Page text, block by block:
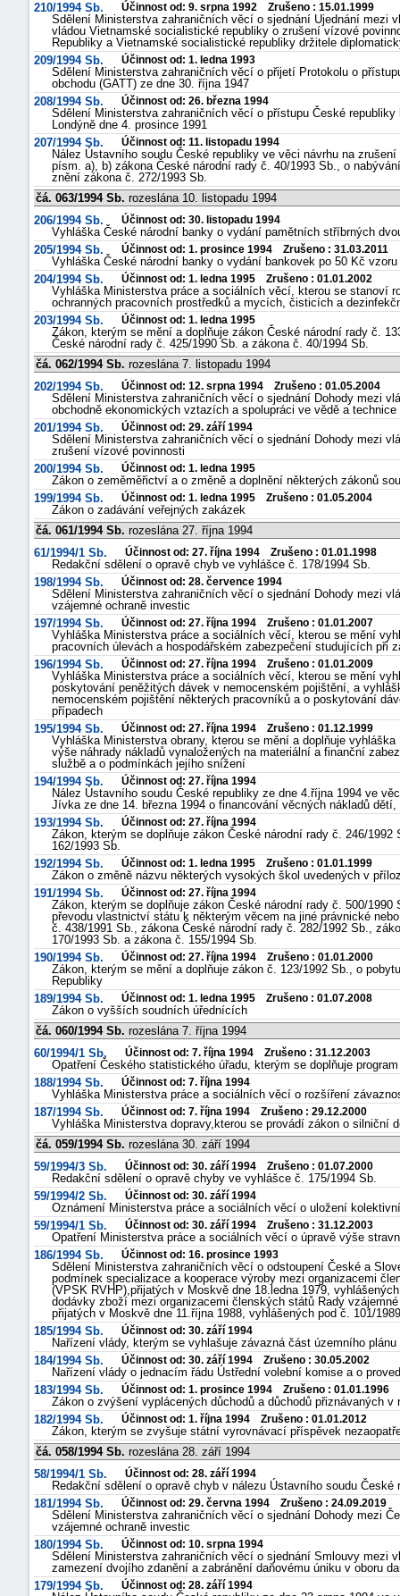
210/1994 Sb.
Účinnost od: 9. srpna 1992 Zrušeno : 15.01.1999
Sdělení Ministerstva zahraničních věcí o sjednání Ujednání mezi
vládou Vietnamské socialistické republiky o zrušení vízové
Republiky a Vietnamské socialistické republiky držitele
209/1994 Sb.
Účinnost od: 1. ledna 1993
Sdělení Ministerstva zahraničních věcí o přijetí Protokolu o
obchodu (GATT) ze dne 30. října 1947
208/1994 Sb.
Účinnost od: 26. března 1994
Sdělení Ministerstva zahraničních věcí o přístupu České
Londýně dne 4. prosince 1991
207/1994 Sb.
Účinnost od: 11. listopadu 1994
Nález Ústavního soudu České republiky ve věci návrhu na
písm. a), b) zákona České národní rady č. 40/1993 Sb., o
znění zákona č. 272/1993 Sb.
čá. 063/1994 Sb. rozeslána 10. listopadu 1994
206/1994 Sb.
Účinnost od: 30. listopadu 1994
Vyhláška České národní banky o vydání pamětních stříbrných
205/1994 Sb.
Účinnost od: 1. prosince 1994 Zrušeno : 31.03.2011
Vyhláška České národní banky o vydání bankovek po 50 Kč vzoru
204/1994 Sb.
Účinnost od: 1. ledna 1995 Zrušeno : 01.01.2002
Vyhláška Ministerstva práce a sociálních věcí, kterou se stanoví
ochranných pracovních prostředků a mycích, čisticích a
203/1994 Sb.
Účinnost od: 1. ledna 1995
Zákon, kterým se mění a doplňuje zákon České národní rady č.
České národní rady č. 425/1990 Sb. a zákona č. 40/1994 Sb.
čá. 062/1994 Sb. rozeslána 7. listopadu 1994
202/1994 Sb.
Účinnost od: 12. srpna 1994 Zrušeno : 01.05.2004
Sdělení Ministerstva zahraničních věcí o sjednání Dohody mezi
obchodně ekonomických vztazích a spolupráci ve vědě a technice
201/1994 Sb.
Účinnost od: 29. září 1994
Sdělení Ministerstva zahraničních věcí o sjednání Dohody mezi
zrušení vízové povinnosti
200/1994 Sb.
Účinnost od: 1. ledna 1995
Zákon o zeměměřictví a o změně a doplnění některých zákonů
199/1994 Sb.
Účinnost od: 1. ledna 1995 Zrušeno : 01.05.2004
Zákon o zadávání veřejných zakázek
čá. 061/1994 Sb. rozeslána 27. října 1994
61/1994/1 Sb.
Účinnost od: 27. října 1994 Zrušeno : 01.01.1998
Redakční sdělení o opravě chyb ve vyhlášce č. 178/1994 Sb.
198/1994 Sb.
Účinnost od: 28. července 1994
Sdělení Ministerstva zahraničních věcí o sjednání Dohody mezi
vzájemné ochraně investic
197/1994 Sb.
Účinnost od: 27. října 1994 Zrušeno : 01.01.2007
Vyhláška Ministerstva práce a sociálních věcí, kterou se mění
pracovních úlevách a hospodářském zabezpečení studujících při
196/1994 Sb.
Účinnost od: 27. října 1994 Zrušeno : 01.01.2009
Vyhláška Ministerstva práce a sociálních věcí, kterou se mění
poskytování peněžitých dávek v nemocenském pojištění, a
nemocenském pojištění některých pracovníků a o poskytování
případech
195/1994 Sb.
Účinnost od: 27. října 1994 Zrušeno : 01.12.1999
Vyhláška Ministerstva obrany, kterou se mění a doplňuje
výše náhrady nákladů vynaložených na materiální a finanční
službě a o podmínkách jejího snížení
194/1994 Sb.
Účinnost od: 27. října 1994
Nález Ústavního soudu České republiky ze dne 4.října 1994 ve
Jívka ze dne 14. března 1994 o financování věcných nákladů
193/1994 Sb.
Účinnost od: 27. října 1994
Zákon, kterým se doplňuje zákon České národní rady č. 246/
162/1993 Sb.
192/1994 Sb.
Účinnost od: 1. ledna 1995 Zrušeno : 01.01.1999
Zákon o změně názvu některých vysokých škol uvedených v
191/1994 Sb.
Účinnost od: 27. října 1994
Zákon, kterým se doplňuje zákon České národní rady č. 500/
převodu vlastnictví státu k některým věcem na jiné právnické
č. 438/1991 Sb., zákona České národní rady č. 282/1992 Sb.,
170/1993 Sb. a zákona č. 155/1994 Sb.
190/1994 Sb.
Účinnost od: 27. října 1994 Zrušeno : 01.01.2000
Zákon, kterým se mění a doplňuje zákon č. 123/1992 Sb., o
Republiky
189/1994 Sb.
Účinnost od: 1. ledna 1995 Zrušeno : 01.07.2008
Zákon o vyšších soudních úřednících
čá. 060/1994 Sb. rozeslána 7. října 1994
60/1994/1 Sb.
Účinnost od: 7. října 1994 Zrušeno : 31.12.2003
Opatření Českého statistického úřadu, kterým se doplňuje
188/1994 Sb.
Účinnost od: 7. října 1994
Vyhláška Ministerstva práce a sociálních věcí o rozšíření
187/1994 Sb.
Účinnost od: 7. října 1994 Zrušeno : 29.12.2000
Vyhláška Ministerstva dopravy,kterou se provádí zákon o silniční
čá. 059/1994 Sb. rozeslána 30. září 1994
59/1994/3 Sb.
Účinnost od: 30. září 1994 Zrušeno : 01.07.2000
Redakční sdělení o opravě chyby ve vyhlášce č. 175/1994 Sb.
59/1994/2 Sb.
Účinnost od: 30. září 1994
Oznámení Ministerstva práce a sociálních věcí o uložení
59/1994/1 Sb.
Účinnost od: 30. září 1994 Zrušeno : 31.12.2003
Opatření Ministerstva práce a sociálních věcí o úpravě výše
186/1994 Sb.
Účinnost od: 16. prosince 1993
Sdělení Ministerstva zahraničních věcí o odstoupení České a
podmínek specializace a kooperace výroby mezi organizacemi
(VPSK RVHP),přijatých v Moskvě dne 18.ledna 1979,
dodávky zboží mezi organizacemi členských států Rady
přijatých v Moskvě dne 11.října 1988, vyhlášených pod č. 101/
185/1994 Sb.
Účinnost od: 30. září 1994
Nařízení vlády, kterým se vyhlašuje závazná část územního
184/1994 Sb.
Účinnost od: 30. září 1994 Zrušeno : 30.05.2002
Nařízení vlády o jednacím řádu Ústřední volební komise a o
183/1994 Sb.
Účinnost od: 1. prosince 1994 Zrušeno : 01.01.1996
Zákon o zvýšení vyplácených důchodů a důchodů přiznávaných v
182/1994 Sb.
Účinnost od: 1. října 1994 Zrušeno : 01.01.2012
Zákon, kterým se zvyšuje státní vyrovnávací příspěvek
čá. 058/1994 Sb. rozeslána 28. září 1994
58/1994/1 Sb.
Účinnost od: 28. září 1994
Redakční sdělení o opravě chyb v nálezu Ústavního soudu České
181/1994 Sb.
Účinnost od: 29. června 1994 Zrušeno : 24.09.2019
Sdělení Ministerstva zahraničních věcí o sjednání Dohody mezi
vzájemné ochraně investic
180/1994 Sb.
Účinnost od: 10. srpna 1994
Sdělení Ministerstva zahraničních věcí o sjednání Smlouvy mezi
zamezení dvojího zdanění a zabránění daňovému úniku v oboru
179/1994 Sb.
Účinnost od: 28. září 1994